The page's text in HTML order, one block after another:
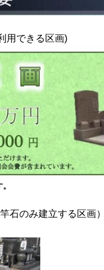
用できる区画)
石のみ建立する区画